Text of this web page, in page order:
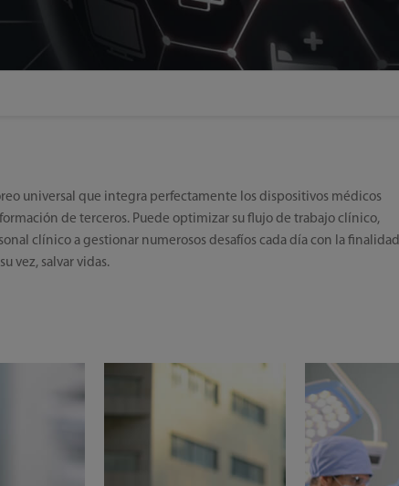
universal que integra perfectamente los dispositivos médicos
de terceros. Puede optimizar su flujo de trabajo clínico,
clínico a gestionar numerosos desafíos cada día con la finalidad
vez, salvar vidas.